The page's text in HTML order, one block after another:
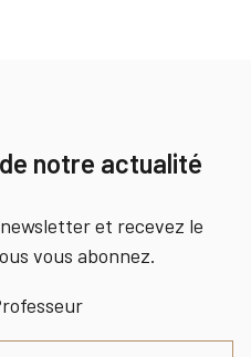
notre actualité
et recevez le
vous abonnez.